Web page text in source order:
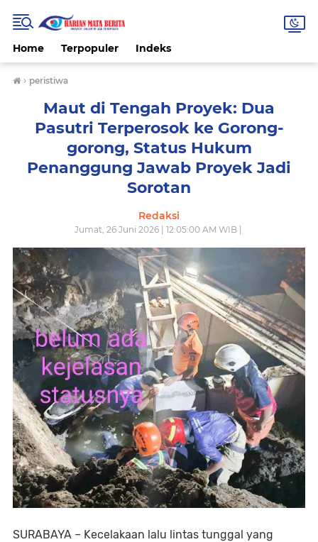
Home Terpopuler Indeks
› peristiwa
Maut di Tengah Proyek: Dua
Pasutri Terperosok ke Gorong-
gorong, Status Hukum
Penanggung Jawab Proyek Jadi
Sorotan
Redaksi
Jumat, 26 Juni 2026 | 12:05:00 AM WIB |
SURABAYA – Kecelakaan lalu lintas tunggal yang